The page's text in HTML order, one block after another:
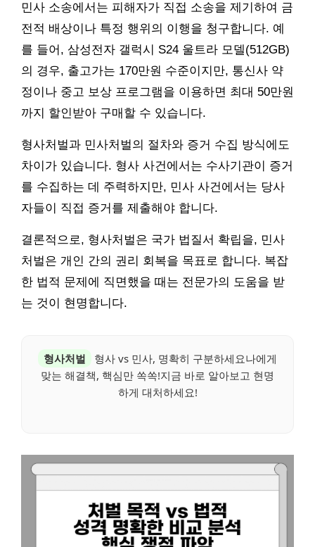
민사 소송에서는 피해자가 직접 소송을 제기하여 금
전적 배상이나 특정 행위의 이행을 청구합니다. 예
를 들어, 삼성전자 갤럭시 S24 울트라 모델(512GB)
의 경우, 출고가는 170만원 수준이지만, 통신사 약
정이나 중고 보상 프로그램을 이용하면 최대 50만원
까지 할인받아 구매할 수 있습니다.
형사처벌과 민사처벌의 절차와 증거 수집 방식에도
차이가 있습니다. 형사 사건에서는 수사기관이 증거
를 수집하는 데 주력하지만, 민사 사건에서는 당사
자들이 직접 증거를 제출해야 합니다.
결론적으로, 형사처벌은 국가 법질서 확립을, 민사
처벌은 개인 간의 권리 회복을 목표로 합니다. 복잡
한 법적 문제에 직면했을 때는 전문가의 도움을 받
는 것이 현명합니다.
형사처벌
형사 vs 민사, 명확히 구분하세요나에게
맞는 해결책, 핵심만 쏙쏙!지금 바로 알아보고 현명
하게 대처하세요!